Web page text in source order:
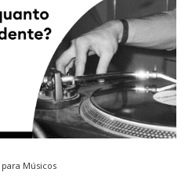
para Músicos